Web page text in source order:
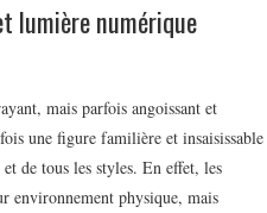
lumière numérique
mais parfois angoissant et
une figure familière et insaisissable
de tous les styles. En effet, les
environnement physique, mais